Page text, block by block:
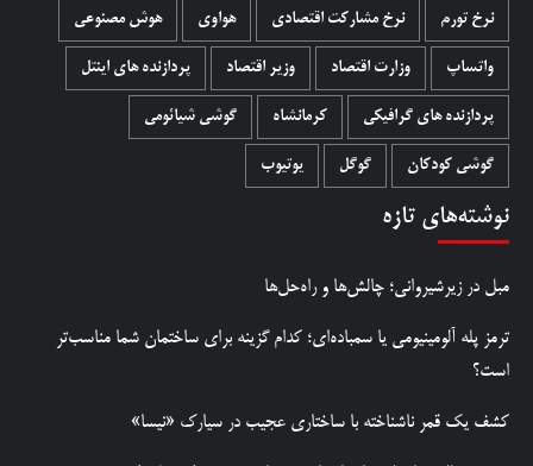
نرخ تورم نرخ مشارکت اقتصادی هواوی هوش مصنوعی
واتساپ وزارت اقتصاد وزیر اقتصاد پردازنده های اینتل
پردازنده های گرافیکی کرمانشاه گوشی شیائومی
گوشی کودکان گوگل یوتیوب
نوشته‌های تازه
مبل در زیرشیروانی؛ چالش‌ها و راه‌حل‌ها
ترمز پله آلومینیومی یا سمباده‌ای؛ کدام گزینه برای ساختمان شما مناسب‌تر
است؟
کشف یک قمر ناشناخته با ساختاری عجیب در سیارک «نیسا»